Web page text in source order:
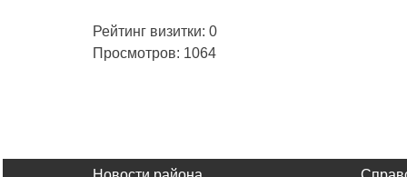
Рейтинг визитки: 0
Просмотров: 1064